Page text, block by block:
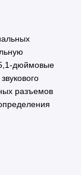
дюймовые
разъемов